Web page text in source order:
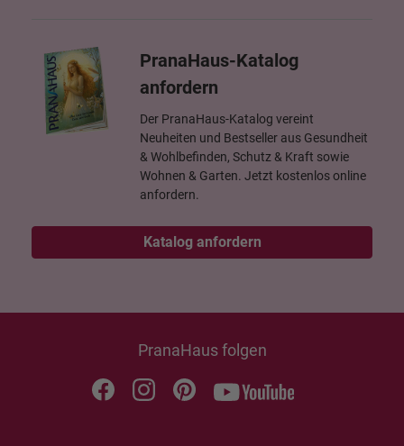
PranaHaus-Katalog
anfordern
Der PranaHaus-Katalog vereint
Neuheiten und Bestseller aus Gesundheit
& Wohlbefinden, Schutz & Kraft sowie
Wohnen & Garten. Jetzt kostenlos online
anfordern.
Katalog anfordern
PranaHaus folgen